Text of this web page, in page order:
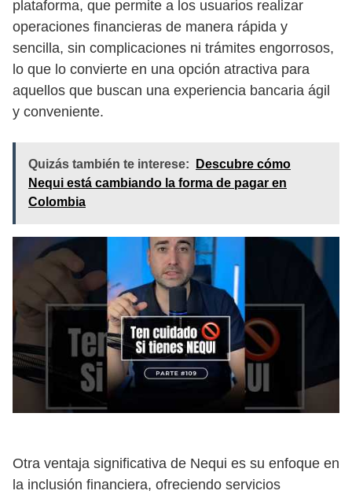
plataforma, que permite a los usuarios realizar
operaciones financieras de manera rápida y
sencilla, sin complicaciones ni trámites engorrosos,
lo que lo convierte en una opción atractiva para
aquellos que buscan una experiencia bancaria ágil
y conveniente.
Quizás también te interese:
Descubre cómo
Nequi está cambiando la forma de pagar en
Colombia
Otra ventaja significativa de Nequi es su enfoque en
la inclusión financiera, ofreciendo servicios